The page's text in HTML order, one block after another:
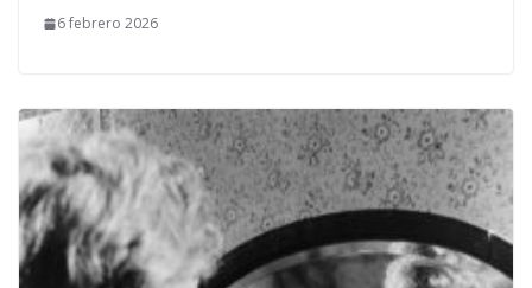
6 febrero 2026